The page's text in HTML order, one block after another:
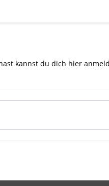
kannst du dich hier